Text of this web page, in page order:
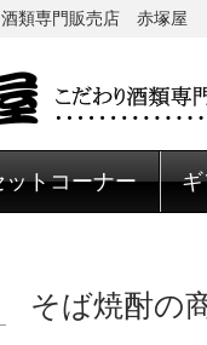
酒類専門販売店 赤塚屋
ットコーナー
そば焼酎の